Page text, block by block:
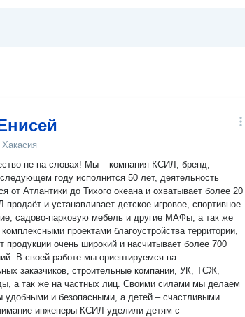
Хакасия
Мы – компания КСИЛ, бренд,
году исполнится 50 лет, деятельность
от Атлантики до Тихого океана и охватывает более 20
садово-парковую мебель и другие МАФы, а так же
проектами благоустройства территории,
продукции очень широкий и насчитывает более 700
на
заказчиков, строительные компании, УК, ТСЖ,
же на частных лиц. Своими силами мы делаем
удобными и безопасными, а детей – счастливыми.
инженеры КСИЛ уделили детям с